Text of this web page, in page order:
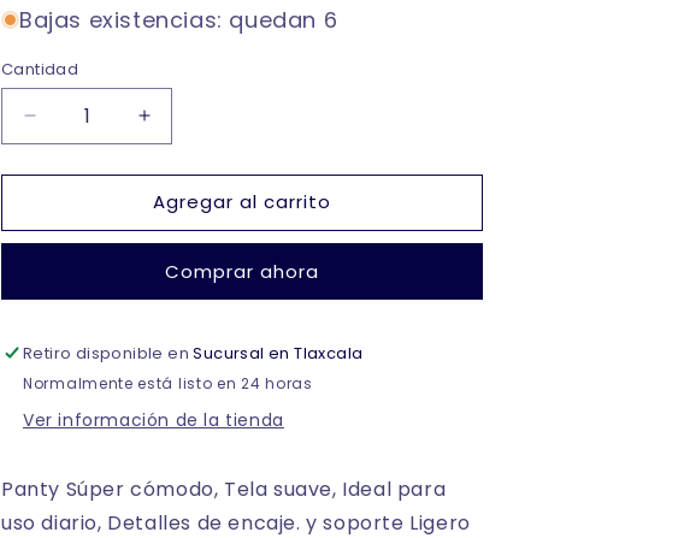
Bajas existencias: quedan 6
Cantidad
Reducir
cantidad
para
completa
en
dama
#8540
Aumentar
cantidad
para
Pantaleta
completa
encaje
en
dama
#8540
Agregar al carrito
Comprar ahora
Retiro disponible enSucursal en Tlaxcala
Normalmente está listo en 24 horas
Ver información de la tienda
Panty Súper cómodo, Tela suave, Ideal para
uso diario, Detalles de encaje. y soporte Ligero